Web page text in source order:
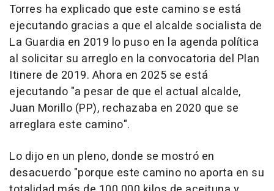
Torres ha explicado que este camino se está
ejecutando gracias a que el alcalde socialista de
La Guardia en 2019 lo puso en la agenda política
al solicitar su arreglo en la convocatoria del Plan
Itinere de 2019. Ahora en 2025 se está
ejecutando "a pesar de que el actual alcalde,
Juan Morillo (PP), rechazaba en 2020 que se
arreglara este camino".
Lo dijo en un pleno, donde se mostró en
desacuerdo "porque este camino no aporta en su